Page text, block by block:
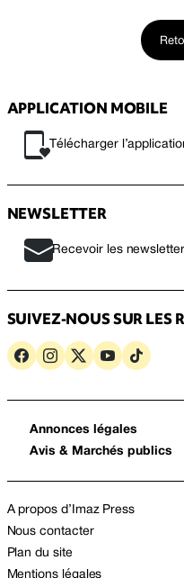
APPLICATION MOBILE
Télécharger
NEWSLETTER
Recevoir les
SUIVEZ-NOUS SUR LES
Annonces légales
Avis & Marchés publics
A propos d’Imaz Press
Nous contacter
Plan du site
Mentions légales